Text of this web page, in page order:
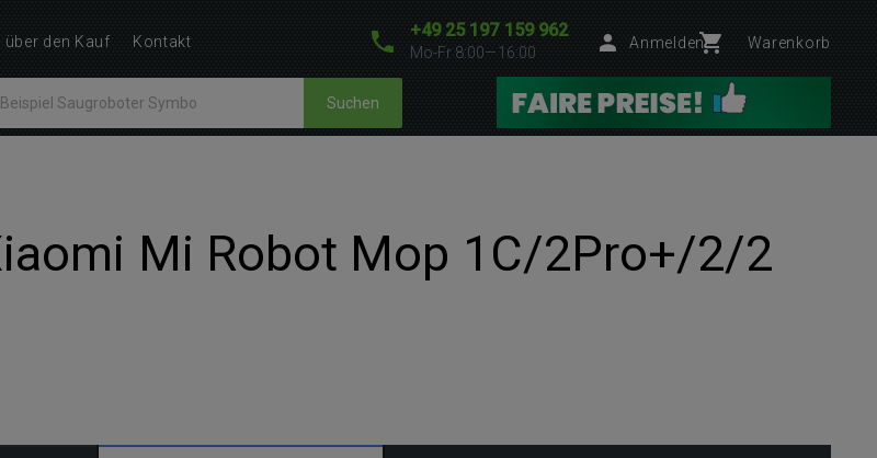
+49 25 197 159 962
Mo-Fr 8:00—16:00
Anmelden Warenkorb
Suchen
Mi Robot Mop 1C/2Pro+/2/2
über den Kauf Kontakt